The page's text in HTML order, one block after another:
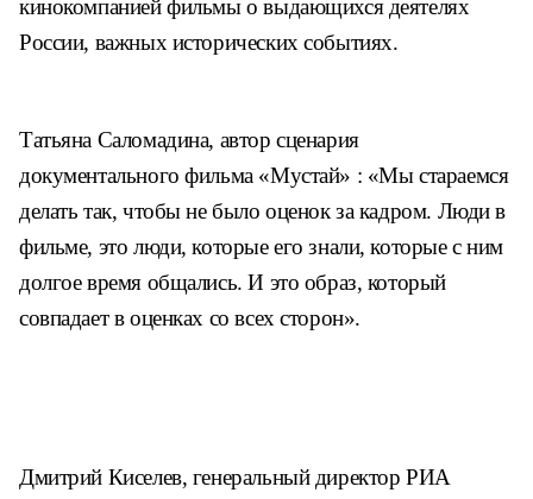
кинокомпанией фильмы о выдающихся деятелях
России, важных исторических событиях.
Татьяна Саломадина, автор сценария
документального фильма «Мустай» : «Мы стараемся
делать так, чтобы не было оценок за кадром. Люди в
фильме, это люди, которые его знали, которые с ним
долгое время общались. И это образ, который
совпадает в оценках со всех сторон».
Дмитрий Киселев, генеральный директор РИА